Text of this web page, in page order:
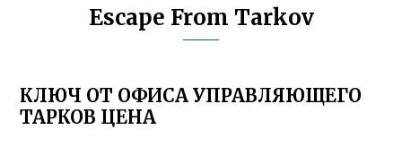
Escape From Tarkov
КЛЮЧ ОТ ОФИСА УПРАВЛЯЮЩЕГО
ТАРКОВ ЦЕНА